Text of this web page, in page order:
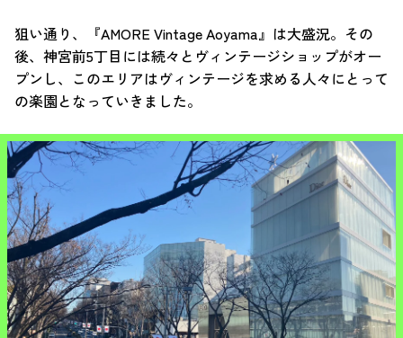
狙い通り、『AMORE Vintage Aoyama』は大盛況。その
後、神宮前5丁目には続々とヴィンテージショップがオー
プンし、このエリアはヴィンテージを求める人々にとって
の楽園となっていきました。